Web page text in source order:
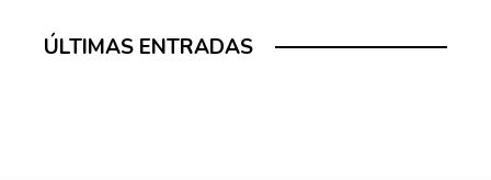
ÚLTIMAS ENTRADAS